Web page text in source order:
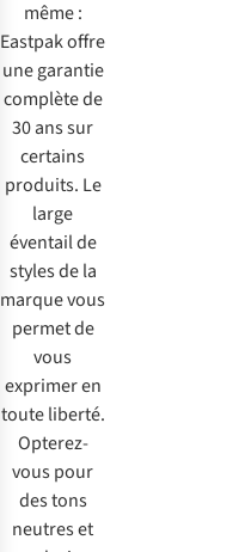
même :
Eastpak offre
une garantie
complète de
30 ans sur
certains
produits. Le
large
éventail de
styles de la
marque vous
permet de
vous
exprimer en
toute liberté.
Opterez-
vous pour
des tons
neutres et